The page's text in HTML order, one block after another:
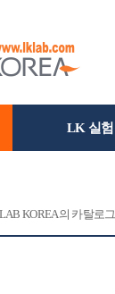
LK 실험
KOREA의 카탈로